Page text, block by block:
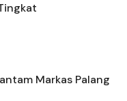
Markas Palang